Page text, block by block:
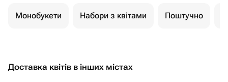
Монобукети Набори з квітами Поштучно
Доставка квітів в інших містах